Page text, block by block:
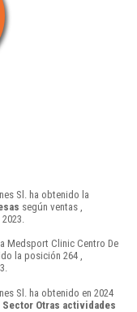
Sl. ha obtenido la
según ventas ,
Medsport Clinic Centro De
la posición 264 ,
Sl. ha obtenido en 2024
Sector Otras actividades